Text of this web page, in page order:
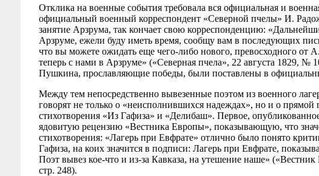
Отклика на военные события требовала вся официальная и
официальный военный корреспондент «Северной пчелы» И.
занятие Арзрума, так кончает свою корреспонденцию:
Арзруме, ежели буду иметь время, сообщу вам в последующих
что вы можете ожидать еще чего-либо нового, превосходного
теперь с нами в Арзруме» («Северная пчела», 22 августа 1829, №
Пушкина, прославляющие победы, были поставлены в
Между тем непосредственно вывезенные поэтом из военного
говорят не только о «неисполнившихся надеждах», но и о прямой
стихотворения «Из Гафиза» и «Делибаш». Первое,
ядовитую рецензию «Вестника Европы», показывающую, что
стихотворения: «Лагерь при Евфрате» отлично было понято
Гафиза, на коих значится в подписи: Лагерь при Евфрате,
Поэт вывез кое-что и из-за Кавказа, на утешение наше»
стр. 248).